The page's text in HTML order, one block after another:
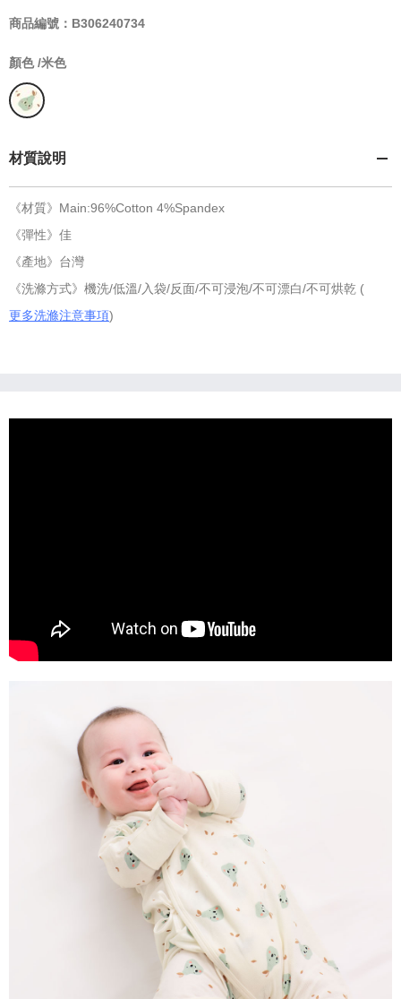
商品編號：B306240734
顏色 /米色
材質說明
《材質》Main:96%Cotton 4%Spandex
《彈性》佳
《產地》台灣
《洗滌方式》機洗/低溫/入袋/反面/不可浸泡/不可漂白/不可烘乾 (
更多洗滌注意事項)